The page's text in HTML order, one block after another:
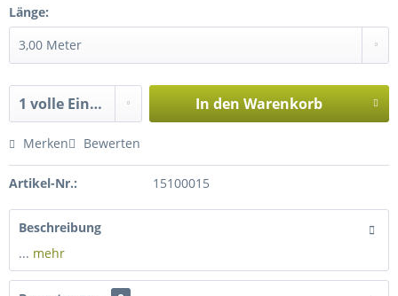
Länge:
In den Warenkorb
Merken Bewerten
Artikel-Nr.: 15100015
Beschreibung
... mehr